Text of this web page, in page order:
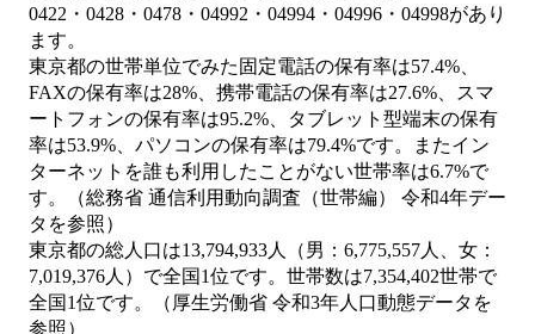
0422・0428・0478・04992・04994・04996・04998があり
ます。
東京都の世帯単位でみた固定電話の保有率は57.4%、
FAXの保有率は28%、携帯電話の保有率は27.6%、スマ
ートフォンの保有率は95.2%、タブレット型端末の保有
率は53.9%、パソコンの保有率は79.4%です。またイン
ターネットを誰も利用したことがない世帯率は6.7%で
す。（総務省 通信利用動向調査（世帯編） 令和4年デー
タを参照）
東京都の総人口は13,794,933人（男：6,775,557人、女：
7,019,376人）で全国1位です。世帯数は7,354,402世帯で
全国1位です。（厚生労働省 令和3年人口動態データを
参照）